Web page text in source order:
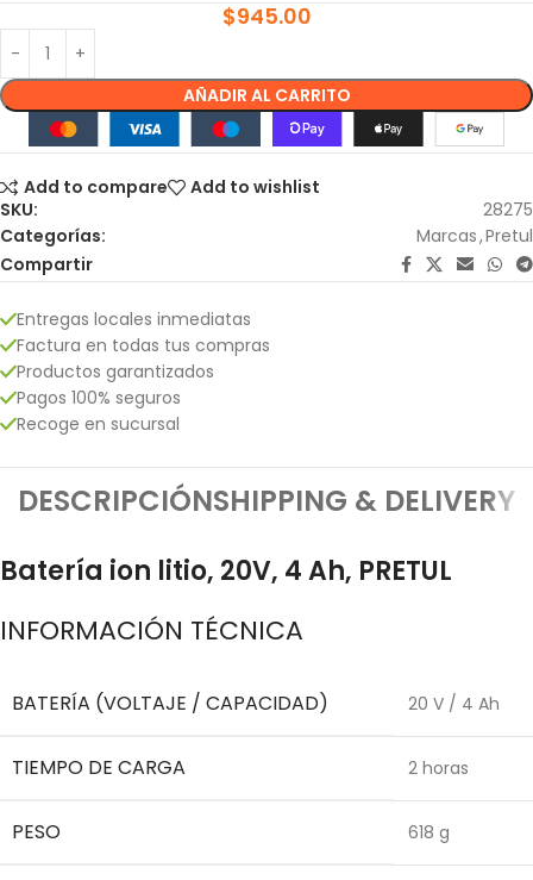
$945.00
AÑADIR AL CARRITO
Add to compare
Add to wishlist
SKU:
28275
Categorías:
Marcas,Pretul
Compartir
Entregas locales inmediatas
Factura en todas tus compras
Productos garantizados
Pagos 100% seguros
Recoge en sucursal
DESCRIPCIÓNSHIPPING & DELIVERY
Batería ion litio, 20V, 4 Ah, PRETUL
INFORMACIÓN TÉCNICA
BATERÍA (VOLTAJE / CAPACIDAD) 20 V / 4 Ah
TIEMPO DE CARGA 2 horas
PESO 618 g